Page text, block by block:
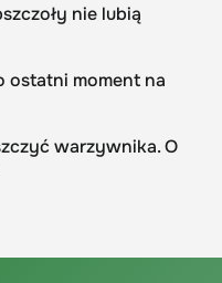
nie lubią
ostatni moment na
warzywnika. O